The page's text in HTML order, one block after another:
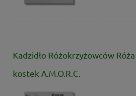
Kadzidło Różokrzyżowców
kostek A.M.O.R.C.